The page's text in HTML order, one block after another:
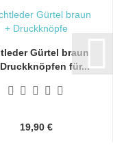
Gürtel braun
für...
19,90 €